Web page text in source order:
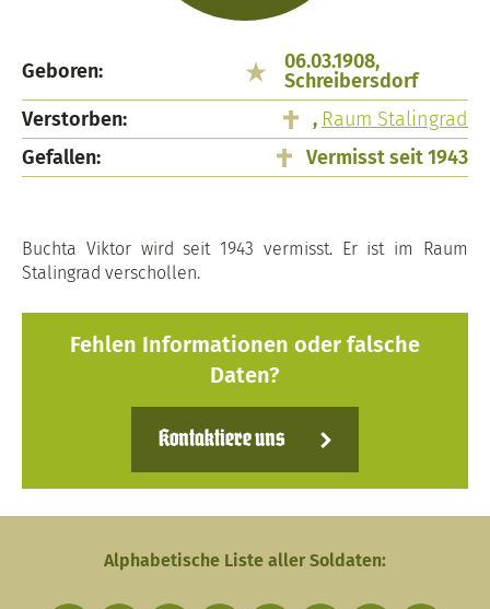
Geboren:
06.03.1908,
Schreibersdorf
Verstorben:
, Raum Stalingrad
Gefallen:
Vermisst seit 1943
Buchta Viktor wird seit 1943 vermisst. Er ist im Raum
Stalingrad verschollen.
Fehlen Informationen oder falsche
Daten?
Kontaktiere uns
Alphabetische Liste aller Soldaten: